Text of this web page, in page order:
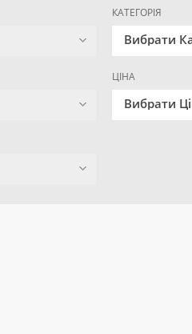
КАТЕГОРІЯ
Вибрати
ЦІНА
Вибрати